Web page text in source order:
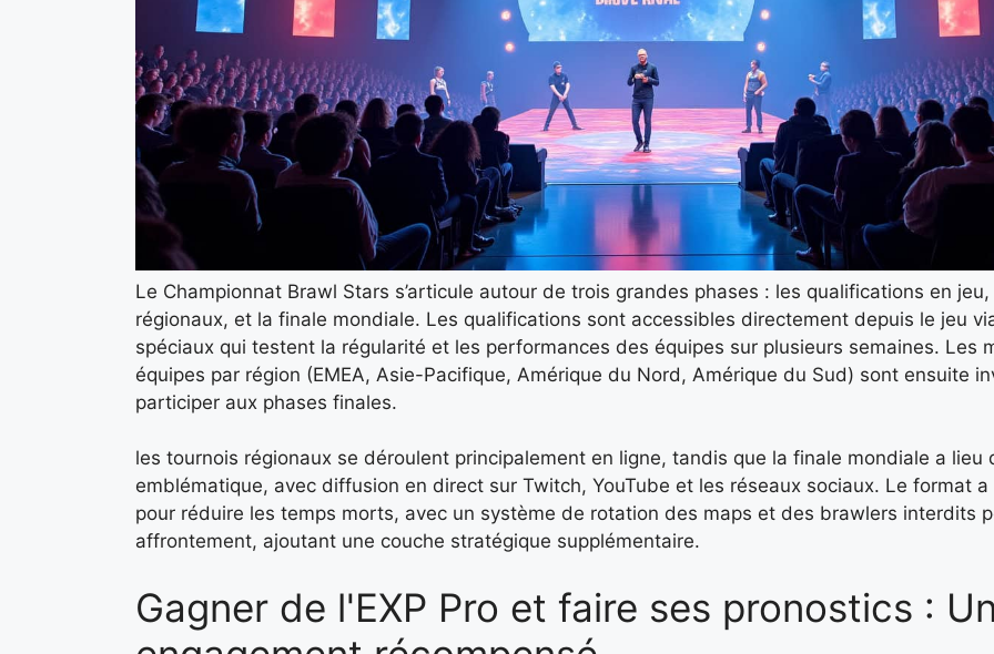
Le Championnat Brawl Stars s’articule autour de trois grandes phases : les qualifications en
régionaux, et la finale mondiale. Les qualifications sont accessibles directement depuis le jeu
spéciaux qui testent la régularité et les performances des équipes sur plusieurs semaines. Les
équipes par région (EMEA, Asie-Pacifique, Amérique du Nord, Amérique du Sud) sont ensuite
participer aux phases finales.
les tournois régionaux se déroulent principalement en ligne, tandis que la finale mondiale a lieu
emblématique, avec diffusion en direct sur Twitch, YouTube et les réseaux sociaux. Le format
pour réduire les temps morts, avec un système de rotation des maps et des brawlers interdits
affrontement, ajoutant une couche stratégique supplémentaire.
Gagner de l'EXP Pro et faire ses pronostics :